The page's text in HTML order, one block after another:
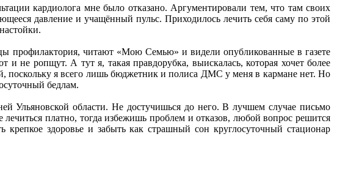
кардиолога мне было отказано. Аргументировали тем, что там своих
давление и учащённый пульс. Приходилось лечить себя саму по этой
профилактория, читают «Мою Семью» и видели опубликованные в газете
не ропщут. А тут я, такая правдорубка, выискалась, которая хочет более
поскольку я всего лишь бюджетник и полиса ДМС у меня в кармане нет. Но
бедлам.
Ульяновской области. Не достучишься до него. В лучшем случае письмо
платно, тогда избежишь проблем и отказов, любой вопрос решится
здоровье и забыть как страшный сон круглосуточный стационар